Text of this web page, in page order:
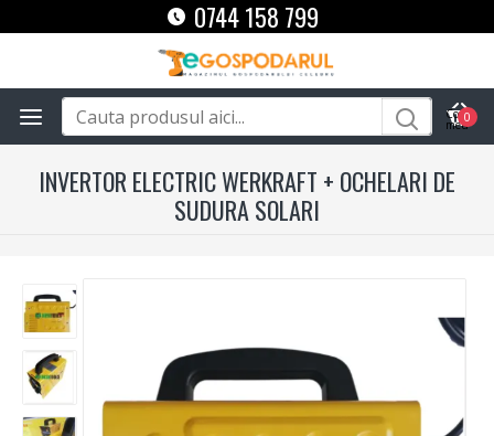
0744 158 799
0
INVERTOR ELECTRIC WERKRAFT + OCHELARI DE
SUDURA SOLARI